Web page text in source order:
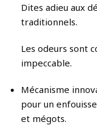
Dites adieu aux
traditionnels.
Les odeurs sont
impeccable.
Mécanisme
pour un
et mégots.